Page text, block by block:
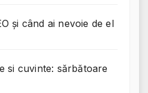
și când ai nevoie de el
si cuvinte: sărbătoare